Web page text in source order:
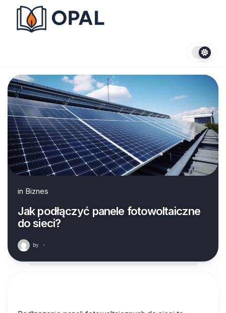
content
in Biznes
Jak podłączyć panele fotowoltaiczne
do sieci?
by ·